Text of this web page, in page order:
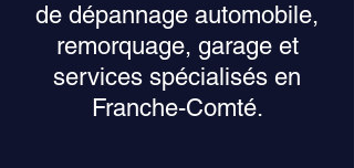
de dépannage automobile,
remorquage, garage et
services spécialisés en
Franche-Comté.